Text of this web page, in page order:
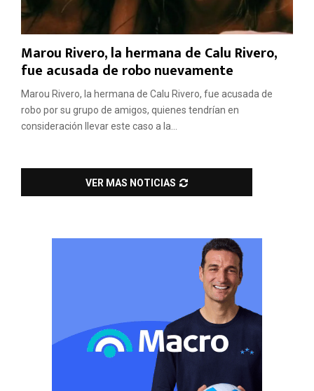
Marou Rivero, la hermana de Calu Rivero,
fue acusada de robo nuevamente
Marou Rivero, la hermana de Calu Rivero, fue acusada de
robo por su grupo de amigos, quienes tendrían en
consideración llevar este caso a la...
VER MAS NOTICIAS